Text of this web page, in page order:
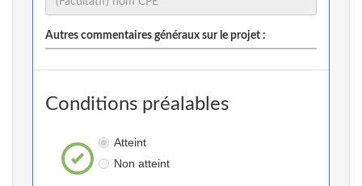
Autres commentaires généraux sur le projet :
Conditions préalables
Atteint
Non atteint